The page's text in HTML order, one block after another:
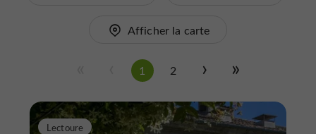
Afficher la carte
1 2
Lectoure